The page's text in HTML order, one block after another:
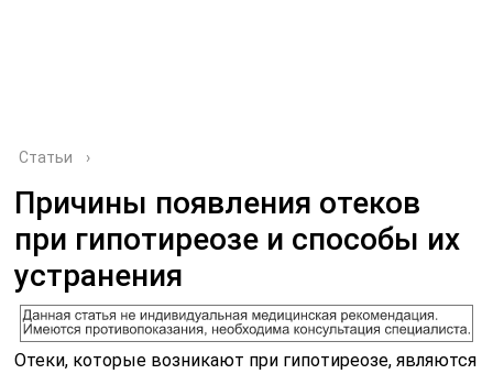
Статьи ›
Причины появления отеков
при гипотиреозе и способы их
устранения
Отеки, которые возникают при гипотиреозе, являются